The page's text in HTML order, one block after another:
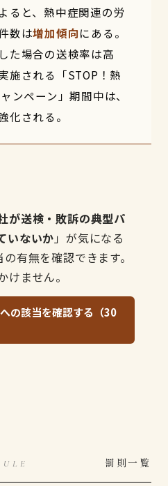
ると、熱中症関連の労
数は増加傾向にある。
た場合の送検率は高
施される「STOP！熱
ンペーン」期間中は、
化される。
が送検・敗訴の典型パ
いないか」が気になる
有無を確認できます。
けません。
の該当を確認する（30
罰則一覧